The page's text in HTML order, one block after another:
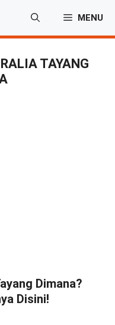
MENU
TAYANG
Dimana?
Disini!